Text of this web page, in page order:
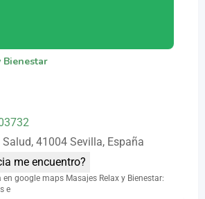
Bienestar
41004 Sevilla, España
me encuentro?
en google maps Masajes Relax y Bienestar:
e